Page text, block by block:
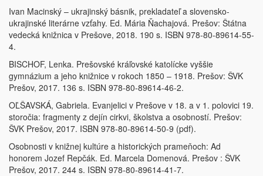
Ivan Macinský – ukrajinský básnik, prekladateľ a slovensko-
ukrajinské literárne vzťahy. Ed. Mária Ňachajová. Prešov: Štátna
vedecká knižnica v Prešove, 2018. 190 s. ISBN 978-80-89614-55-
4.
BISCHOF, Lenka. Prešovské kráľovské katolícke vyššie
gymnázium a jeho knižnice v rokoch 1850 – 1918. Prešov: ŠVK
Prešov, 2017. 136 s. ISBN 978-80-89614-46-2.
OĽŠAVSKÁ, Gabriela. Evanjelici v Prešove v 18. a v 1. polovici 19.
storočia: fragmenty z dejín cirkvi, školstva a osobností. Prešov:
ŠVK Prešov, 2017. ISBN 978-80-89614-50-9 (pdf).
Osobnosti v knižnej kultúre a historických prameňoch: Ad
honorem Jozef Repčák. Ed. Marcela Domenová. Prešov : ŠVK
Prešov, 2017. 244 s. ISBN 978-80-89614-41-7.